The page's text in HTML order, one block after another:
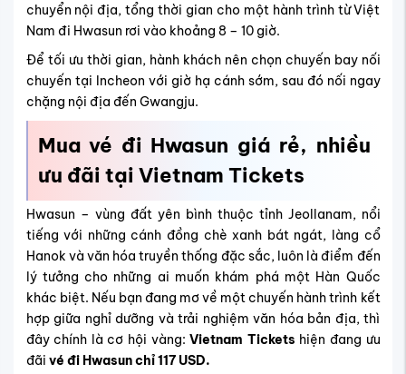
chuyển nội địa, tổng thời gian cho một hành trình từ Việt
Nam đi Hwasun rơi vào khoảng 8 – 10 giờ.
Để tối ưu thời gian, hành khách nên chọn chuyến bay nối
chuyến tại Incheon với giờ hạ cánh sớm, sau đó nối ngay
chặng nội địa đến Gwangju.
Mua vé đi Hwasun giá rẻ, nhiều
ưu đãi tại Vietnam Tickets
Hwasun – vùng đất yên bình thuộc tỉnh Jeollanam, nổi
tiếng với những cánh đồng chè xanh bát ngát, làng cổ
Hanok và văn hóa truyền thống đặc sắc, luôn là điểm đến
lý tưởng cho những ai muốn khám phá một Hàn Quốc
khác biệt. Nếu bạn đang mơ về một chuyến hành trình kết
hợp giữa nghỉ dưỡng và trải nghiệm văn hóa bản địa, thì
đây chính là cơ hội vàng:Vietnam Tickets hiện đang ưu
đãi vé đi Hwasun chỉ 117 USD.